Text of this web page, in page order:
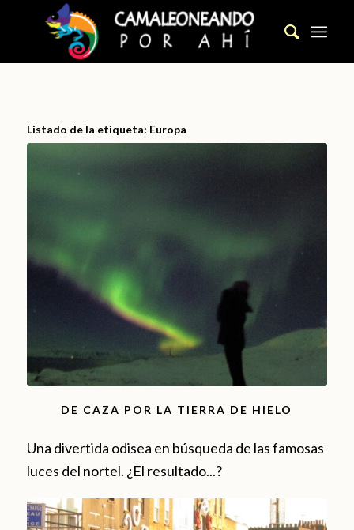
Listado de la etiqueta: Europa
DE CAZA POR LA TIERRA DE HIELO
Una divertida odisea en búsqueda de las famosas
luces del nortel. ¿El resultado...?